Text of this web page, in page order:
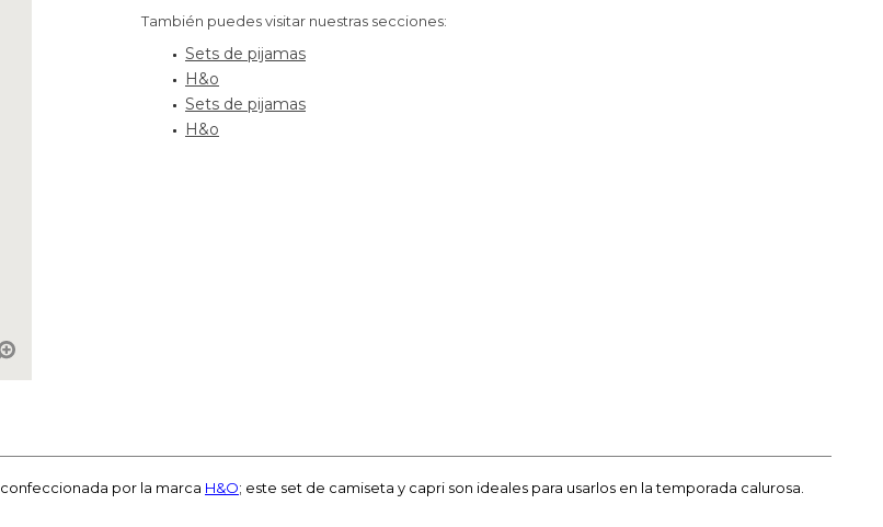
También puedes visitar nuestras secciones:
Sets de pijamas
H&o
Sets de pijamas
H&o
confeccionada por la marca H&O; este set de camiseta y capri son ideales para usarlos en la temporada calurosa.